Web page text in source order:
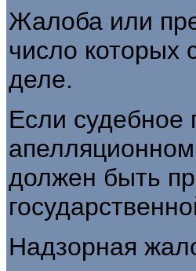
Жалоба или
число которых
деле.
Если судебное
должен быть
Надзорная